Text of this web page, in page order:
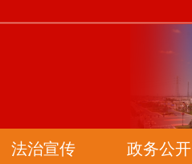
法治宣传 政务公开